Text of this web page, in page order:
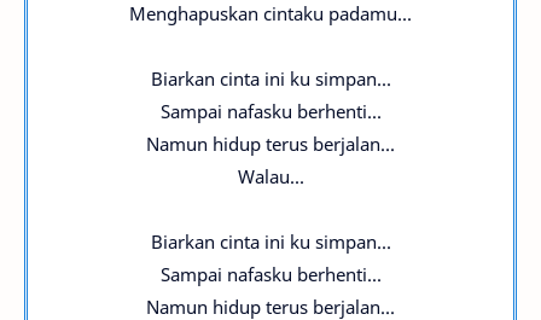
Menghapuskan cintaku padamu...
Biarkan cinta ini ku simpan...
Sampai nafasku berhenti...
Namun hidup terus berjalan...
Walau...
Biarkan cinta ini ku simpan...
Sampai nafasku berhenti...
Namun hidup terus berjalan...